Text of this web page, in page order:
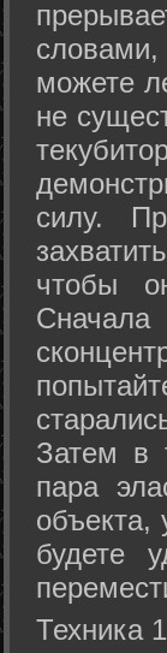
можете
не
силу.
чтобы
Затем в
пара
объекта,
будете
Техника 1